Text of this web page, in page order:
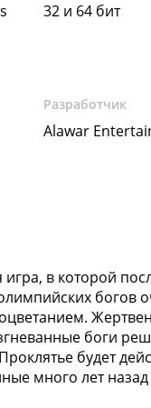
32 и 64 бит
Разработчик
Alawar
игра, в которой
богов
боги
будет
много лет